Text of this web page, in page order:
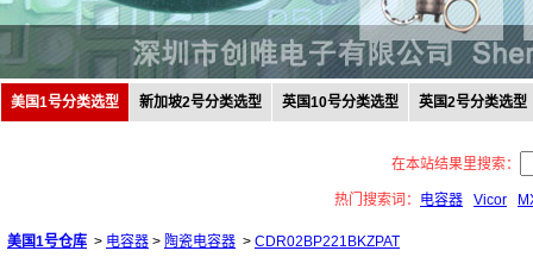
美国1号分类选型 新加坡2号分类选型 英国10号分类选型 英国2号分类选型
在本站结果里搜索：
热门搜索词： 电容器 Vicor
美国1号仓库 > 电容器 > 陶瓷电容器 > CDR02BP221BKZPAT